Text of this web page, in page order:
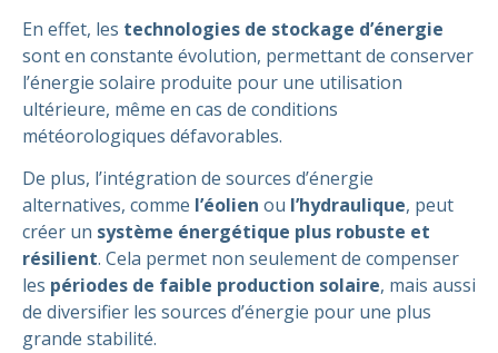
En effet, les technologies de stockage d’énergie
sont en constante évolution, permettant de conserver
l’énergie solaire produite pour une utilisation
ultérieure, même en cas de conditions
météorologiques défavorables.
De plus, l’intégration de sources d’énergie
alternatives, comme l’éolien ou l’hydraulique, peut
créer un système énergétique plus robuste et
résilient. Cela permet non seulement de compenser
les périodes de faible production solaire, mais aussi
de diversifier les sources d’énergie pour une plus
grande stabilité.